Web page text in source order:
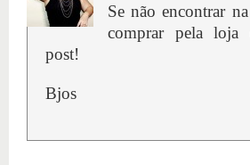
Se não encontrar
comprar pela
post!
Bjos